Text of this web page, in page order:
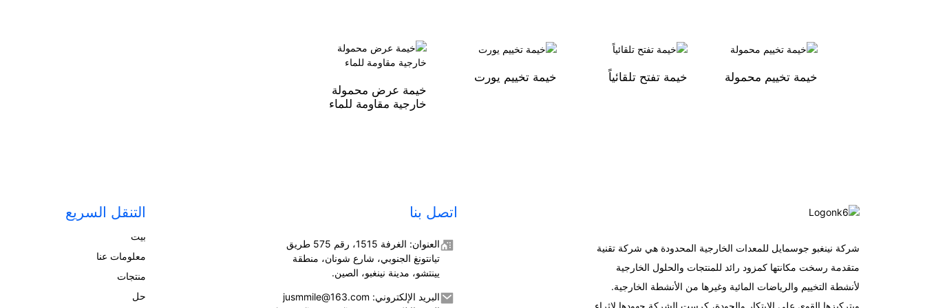
خيمة تخييم محمولة خيمة تفتح تلقائياً
خيمة تخييم يورت
خيمة عرض محمولة
خارجية مقاومة للماء
شركة نينغبو جوسمايل للمعدات الخارجية المحدودة هي شركة تقنية
متقدمة رسخت مكانتها كمزود رائد للمنتجات والحلول الخارجية
لأنشطة التخييم والرياضات المائية وغيرها من الأنشطة الخارجية.
اتصل بنا
العنوان: الغرفة 1515، رقم 575 طريق
تيانتونغ الجنوبي، شارع شونان، منطقة
يينتشو، مدينة نينغبو، الصين.
البريد الإلكتروني: jusmmile@163.com
التنقل السريع
بيت
معلومات عنا
منتجات
حل